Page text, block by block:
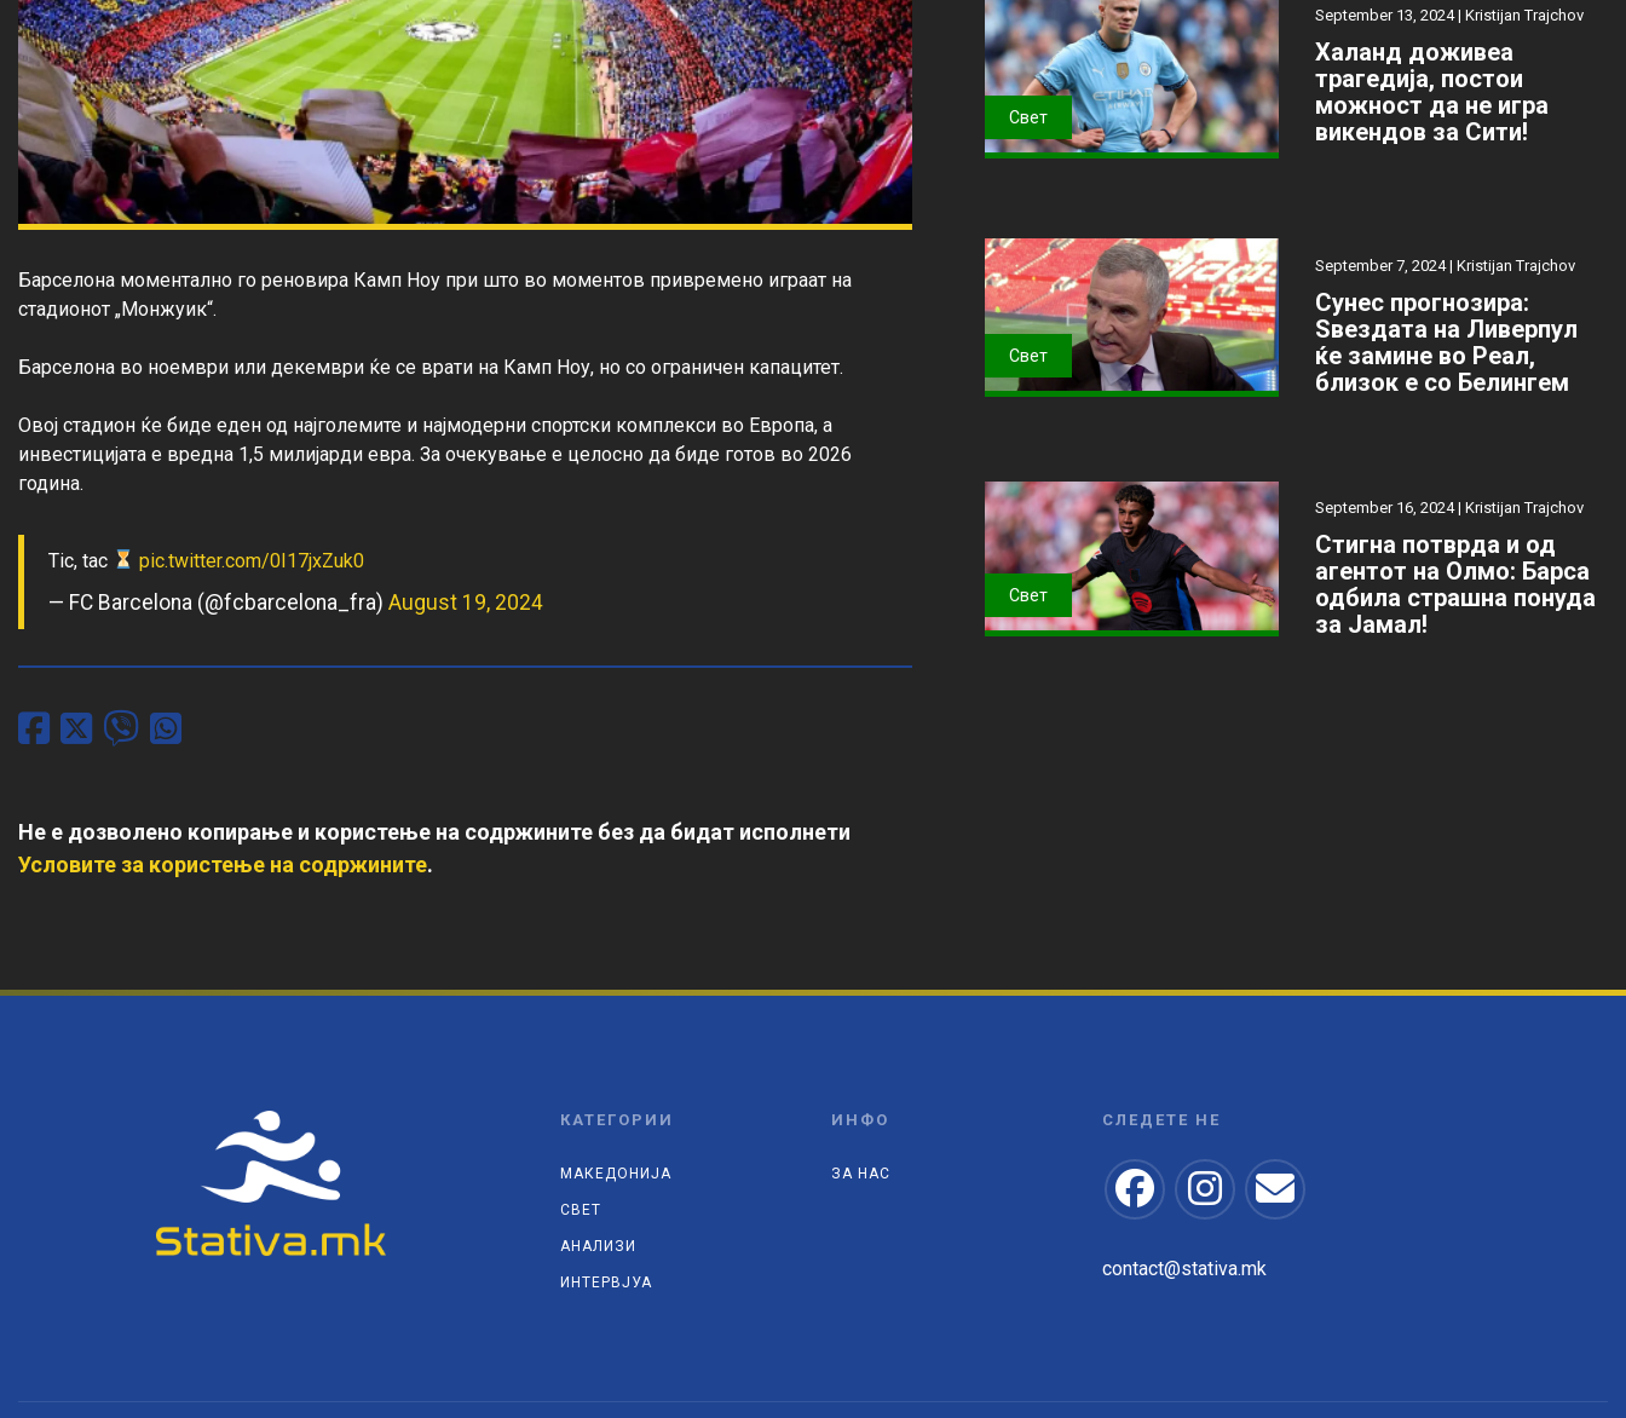
Барселона моментално го реновира Камп Ноу при што во моментов привремено играат на
стадионот „Монжуик“.
Барселона во ноември или декември ќе се врати на Камп Ноу, но со ограничен капацитет.
Овој стадион ќе биде еден од најголемите и најмодерни спортски комплекси во Европа, а
инвестицијата е вредна 1,5 милијарди евра. За очекување е целосно да биде готов во 2026
Tic, tac pic.twitter.com/0I17jxZuk0
— FC Barcelona (@fcbarcelona_fra) August 19, 2024
Не е дозволено копирање и користење на содржините без да бидат исполнети
Условите за користење на содржините.
Свет
September 13, 2024 | Kristijan Trajchov
Халанд доживеа
трагедија, постои
можност да не игра
викендов за Сити!
Свет
September 7, 2024 | Kristijan Trajchov
Сунес прогнозира:
Ѕвездата на Ливерпул
ќе замине во Реал,
близок е со Белингем
Свет
September 16, 2024 | Kristijan Trajchov
Стигна потврда и од
агентот на Олмо: Барса
одбила страшна понуда
за Јамал!
КАТЕГОРИИ
МАКЕДОНИЈА
СВЕТ
АНАЛИЗИ
ИНТЕРВЈУА
ИНФО
ЗА НАС
СЛЕДЕТЕ НЕ
contact@stativa.mk